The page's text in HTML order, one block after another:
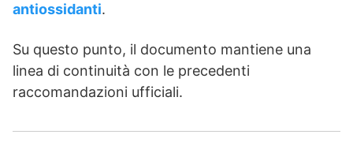
antiossidanti.
Su questo punto, il documento mantiene una
linea di continuità con le precedenti
raccomandazioni ufficiali.